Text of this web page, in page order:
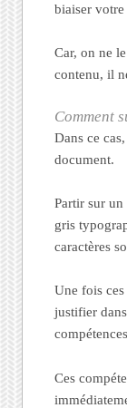
biaiser votre
Car, on ne
contenu, il
Comment
Dans ce
document.
Partir sur
gris
caractères
Une fois
justifier
Ces